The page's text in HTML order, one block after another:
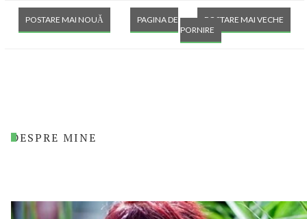
POSTARE MAI NOUĂ POSTARE MAI VECHE
PAGINA DE
PORNIRE
DESPRE MINE